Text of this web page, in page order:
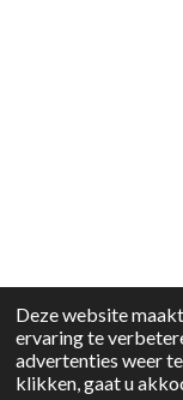
Deze website
ervaring te
advertenties weer te
klikken, gaat u